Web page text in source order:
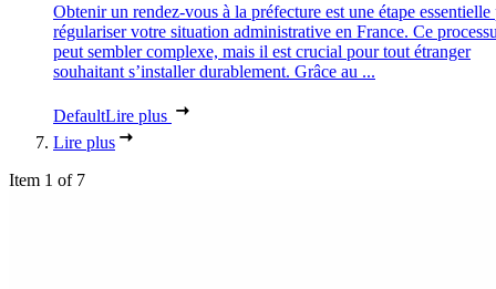
Obtenir un rendez-vous à la préfecture est une étape essentielle
régulariser votre situation administrative en France. Ce
peut sembler complexe, mais il est crucial pour tout étranger
souhaitant s’installer durablement. Grâce au ...
DefaultLire plus
Lire plus
Item 1 of 7